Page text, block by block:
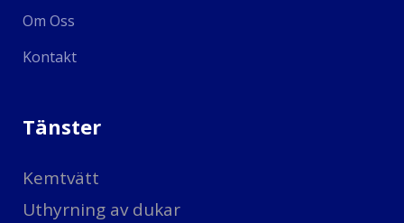
Om Oss
Kontakt
Tänster
Kemtvätt
Uthyrning av dukar